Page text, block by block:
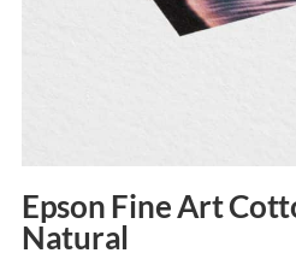
Epson Fine Art
Natural